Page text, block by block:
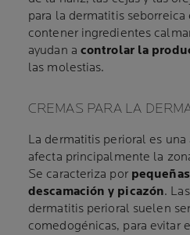
para la dermatitis seborreica
contener ingredientes
ayudan a controlar la
las molestias.
CREMAS PARA LA
La dermatitis perioral es
afecta principalmente la
Se caracteriza por
descamación y picazón.
dermatitis perioral suelen
comedogénicas, para evitar